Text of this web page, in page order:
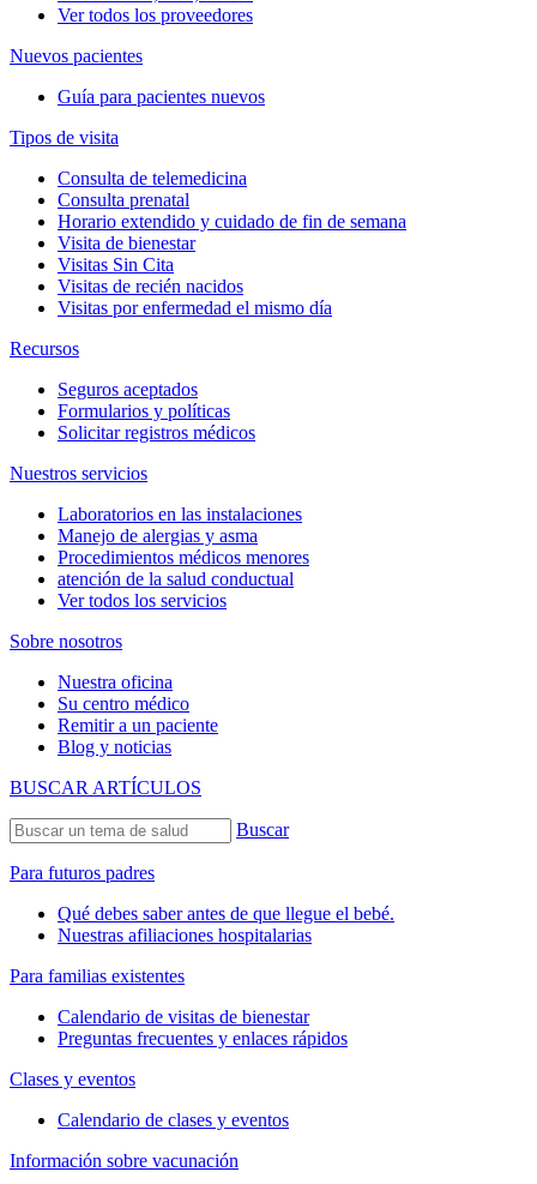
Ver todos los proveedores
Nuevos pacientes
Guía para pacientes nuevos
Tipos de visita
Consulta de telemedicina
Consulta prenatal
Horario extendido y cuidado de fin de semana
Visita de bienestar
Visitas Sin Cita
Visitas de recién nacidos
Visitas por enfermedad el mismo día
Recursos
Seguros aceptados
Formularios y políticas
Solicitar registros médicos
Nuestros servicios
Laboratorios en las instalaciones
Manejo de alergias y asma
Procedimientos médicos menores
atención de la salud conductual
Ver todos los servicios
Sobre nosotros
Nuestra oficina
Su centro médico
Remitir a un paciente
Blog y noticias
BUSCAR ARTÍCULOS
Buscar
Para futuros padres
Qué debes saber antes de que llegue el bebé.
Nuestras afiliaciones hospitalarias
Para familias existentes
Calendario de visitas de bienestar
Preguntas frecuentes y enlaces rápidos
Clases y eventos
Calendario de clases y eventos
Información sobre vacunación